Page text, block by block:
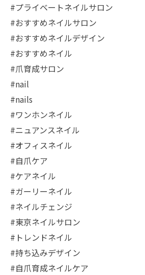
#プライベートネイルサロン
#おすすめネイルサロン
#おすすめネイルデザイン
#おすすめネイル
#爪育成サロン
#nail
#nails
#ワンホンネイル
#ニュアンスネイル
#オフィスネイル
#自爪ケア
#ケアネイル
#ガーリーネイル
#ネイルチェンジ
#東京ネイルサロン
#トレンドネイル
#持ち込みデザイン
#自爪育成ネイルケア